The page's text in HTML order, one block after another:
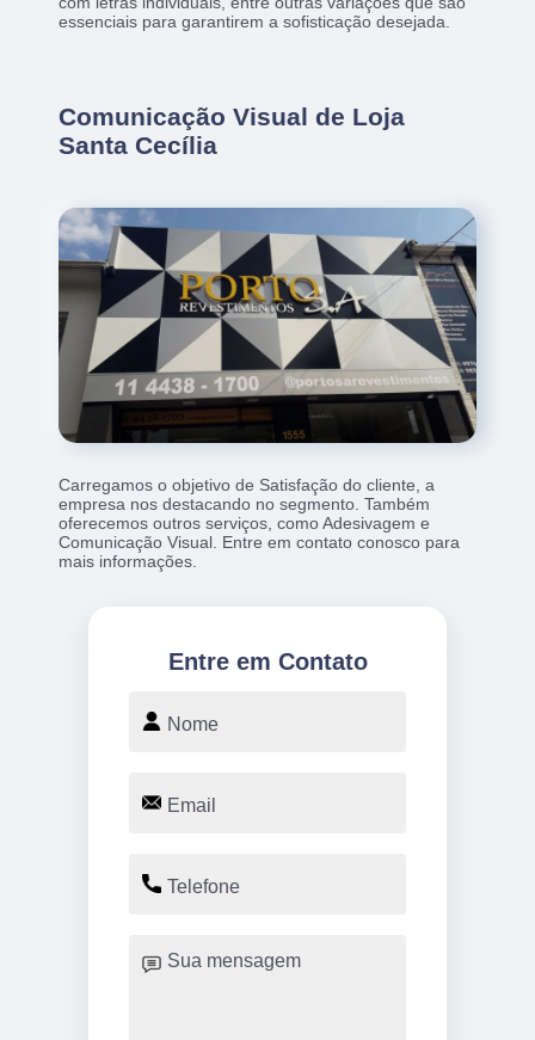
essenciais para garantirem a sofisticação desejada.
Comunicação Visual de Loja
Santa Cecília
Carregamos o objetivo de Satisfação do cliente, a
empresa nos destacando no segmento. Também
oferecemos outros serviços, como Adesivagem e
Comunicação Visual. Entre em contato conosco para
mais informações.
Entre em Contato